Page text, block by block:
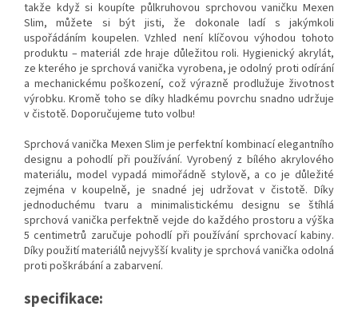
takže když si koupíte půlkruhovou sprchovou vaničku Mexen
Slim, můžete si být jisti, že dokonale ladí s jakýmkoli
uspořádáním koupelen. Vzhled není klíčovou výhodou tohoto
produktu – materiál zde hraje důležitou roli. Hygienický akrylát,
ze kterého je sprchová vanička vyrobena, je odolný proti odírání
a mechanickému poškození, což výrazně prodlužuje životnost
výrobku. Kromě toho se díky hladkému povrchu snadno udržuje
v čistotě. Doporučujeme tuto volbu!
Sprchová vanička Mexen Slim je perfektní kombinací elegantního
designu a pohodlí při používání. Vyrobený z bílého akrylového
materiálu, model vypadá mimořádně stylově, a co je důležité
zejména v koupelně, je snadné jej udržovat v čistotě. Díky
jednoduchému tvaru a minimalistickému designu se štíhlá
sprchová vanička perfektně vejde do každého prostoru a výška
5 centimetrů zaručuje pohodlí při používání sprchovací kabiny.
Díky použití materiálů nejvyšší kvality je sprchová vanička odolná
proti poškrábání a zabarvení.
specifikace: